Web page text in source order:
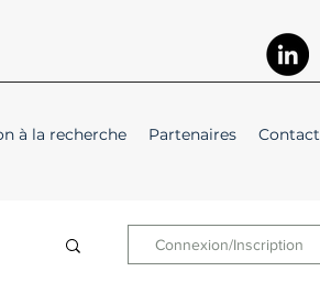
à la recherche Partenaires Contact
Connexion/Inscription